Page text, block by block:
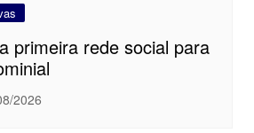
primeira rede social para
2026